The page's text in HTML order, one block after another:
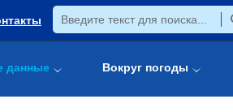
данные Вокруг погоды